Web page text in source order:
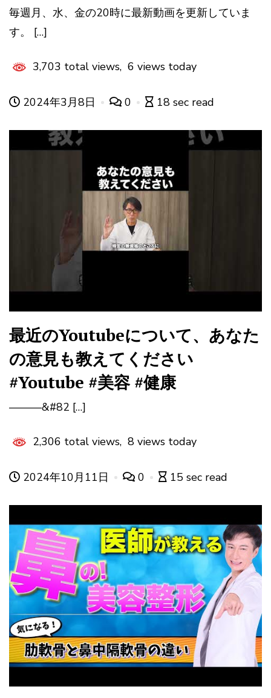
毎週月、水、金の20時に最新動画を更新していま
す。 […]
3,703 total views, 6 views today
2024年3月8日 0 18 sec read
最近のYoutubeについて、あなた
の意見も教えてください
#Youtube #美容 #健康
———&#82 […]
2,306 total views, 8 views today
2024年10月11日 0 15 sec read